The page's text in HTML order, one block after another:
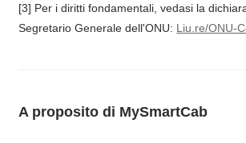
[3] Per i diritti fondamentali, vedasi la
Segretario Generale dell'ONU: Liu.re/ONU-
A proposito di MySmartCab